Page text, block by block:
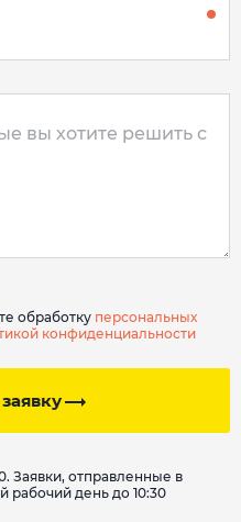
обработку персональных
конфиденциальности
Заявки, отправленные в
рабочий день до 10:30